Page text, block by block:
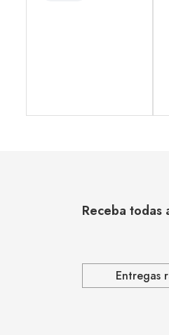
Receba todas
Entregas